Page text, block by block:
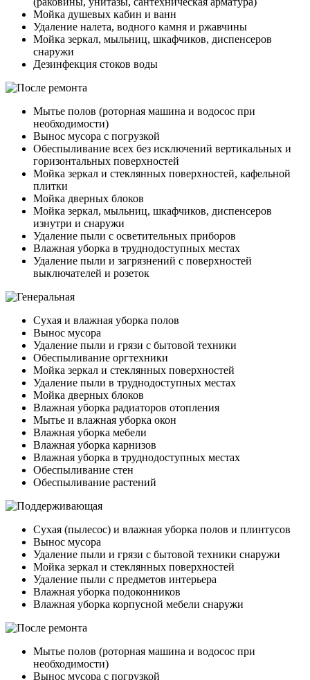
Мойка душевых кабин и ванн
Удаление налета, водного камня и ржавчины
Мойка зеркал, мыльниц, шкафчиков, диспенсеров
снаружи
Дезинфекция стоков воды
Мытье полов (роторная машина и водосос при
необходимости)
Вынос мусора с погрузкой
Обеспыливание всех без исключений вертикальных и
горизонтальных поверхностей
Мойка зеркал и стеклянных поверхностей, кафельной
плитки
Мойка дверных блоков
Мойка зеркал, мыльниц, шкафчиков, диспенсеров
изнутри и снаружи
Удаление пыли с осветительных приборов
Влажная уборка в труднодоступных местах
Удаление пыли и загрязнений с поверхностей
выключателей и розеток
Сухая и влажная уборка полов
Вынос мусора
Удаление пыли и грязи с бытовой техники
Обеспыливание оргтехники
Мойка зеркал и стеклянных поверхностей
Удаление пыли в труднодоступных местах
Мойка дверных блоков
Влажная уборка радиаторов отопления
Мытье и влажная уборка окон
Влажная уборка мебели
Влажная уборка карнизов
Влажная уборка в труднодоступных местах
Обеспыливание стен
Обеспыливание растений
Сухая (пылесос) и влажная уборка полов и плинтусов
Вынос мусора
Удаление пыли и грязи с бытовой техники снаружи
Мойка зеркал и стеклянных поверхностей
Удаление пыли с предметов интерьера
Влажная уборка подоконников
Влажная уборка корпусной мебели снаружи
Мытье полов (роторная машина и водосос при
необходимости)
Вынос мусора с погрузкой